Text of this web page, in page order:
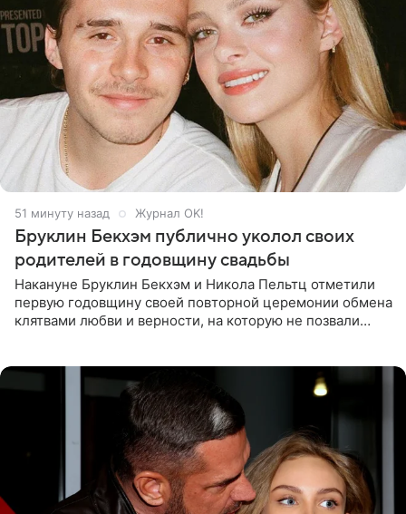
51 минуту назад Журнал OK!
Бруклин Бекхэм публично уколол своих
родителей в годовщину свадьбы
Накануне Бруклин Бекхэм и Никола Пельтц отметили
первую годовщину своей повторной церемонии обмена
клятвами любви и верности, на которую не позвали